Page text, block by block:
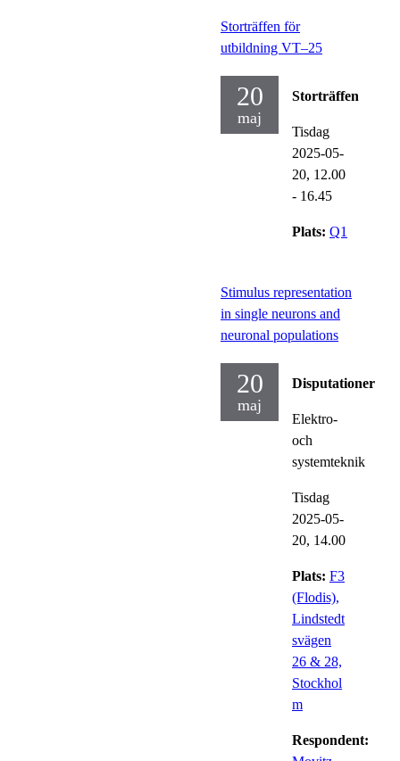
Storträffen för
utbildning VT–25
20
maj
Storträffen
Tisdag
2025-05-
20, 12.00
- 16.45
Plats: Q1
Stimulus representation
in single neurons and
neuronal populations
20
maj
Disputationer
Elektro-
och
systemteknik
Tisdag
2025-05-
20, 14.00
Plats: F3
(Flodis),
Lindstedt
svägen
26 & 28,
Stockhol
m
Respondent: